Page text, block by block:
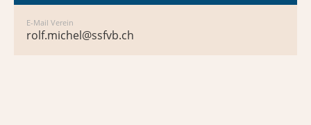
E-Mail Verein
rolf.michel@ssfvb.ch